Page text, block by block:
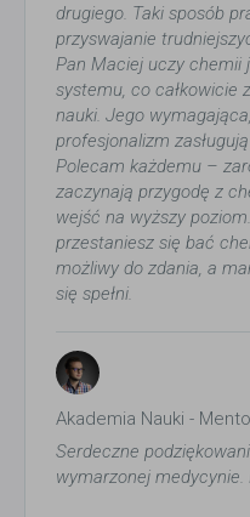
drugiego. Taki sposób
przyswajanie
Pan Maciej uczy chemii
systemu, co całkowicie
nauki. Jego
profesjonalizm
Polecam każdemu –
zaczynają przygodę z
wejść na wyższy
przestaniesz się bać
możliwy do zdania, a
się spełni.
Akademia Nauki -
Serdeczne
wymarzonej medycynie.